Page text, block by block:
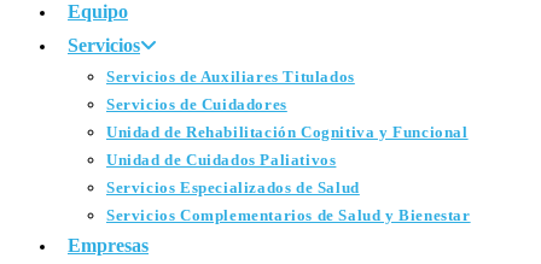
Equipo
Servicios
Servicios de Auxiliares Titulados
Servicios de Cuidadores
Unidad de Rehabilitación Cognitiva y Funcional
Unidad de Cuidados Paliativos
Servicios Especializados de Salud
Servicios Complementarios de Salud y Bienestar
Empresas